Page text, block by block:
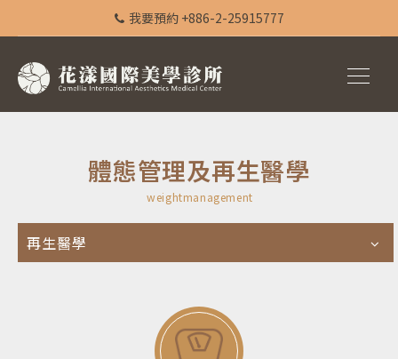
我要預約 +886-2-25915777
體態管理及再生醫學
weightmanagement
再生醫學